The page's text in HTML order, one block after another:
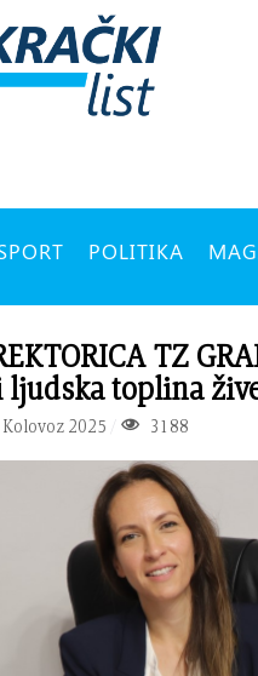
POLITIKA
TZ
ljudska toplina
2025 3188